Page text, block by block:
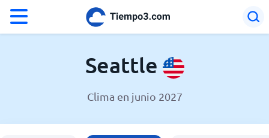
El clima en Seattle
Seattle
Clima en junio 2027